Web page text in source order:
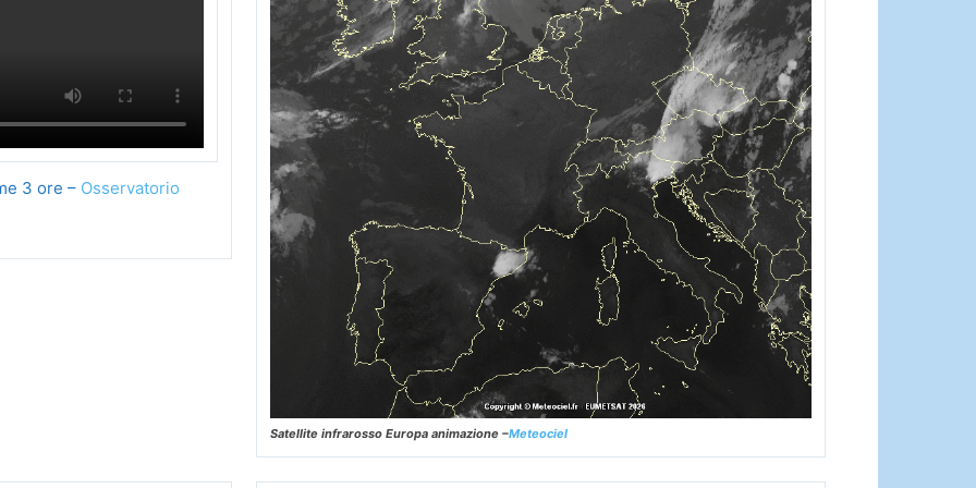
3 ore – Osservatorio
Satellite infrarosso Europa animazione –Meteociel